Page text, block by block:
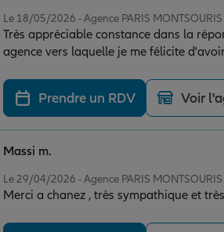
Le 18/05/2026 - Agence PARIS MONTSOURIS
Très appréciable constance dans la
agence vers laquelle je me félicite
Prendre un RDV Voir
Le 29/04/2026 - Agence PARIS MONTSOURIS
Merci a chanez , très sympathique et
Massi m.